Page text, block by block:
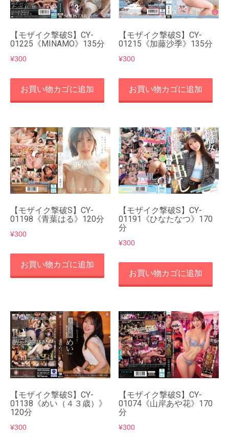
【モザイク撃破S】CY-
01225《MINAMO》135分
¥300
お買い物カゴに追加
【モザイク撃破S】CY-
01215《加藤沙季》135分
¥300
お買い物カゴに追加
【モザイク撃破S】CY-
01198《青葉はる》120分
¥300
お買い物カゴに追加
【モザイク撃破S】CY-
01191《ひなたなつ》170
分
¥300
お買い物カゴに追加
【モザイク撃破S】CY-
01138《めい（４３歳）》
120分
¥300
【モザイク撃破S】CY-
01074《山岸あや花》170
分
¥300